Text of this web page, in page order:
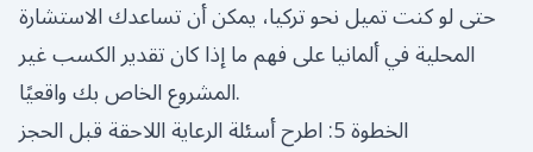
حتى لو كنت تميل نحو تركيا، يمكن أن تساعدك الاستشارة
المحلية في ألمانيا على فهم ما إذا كان تقدير الكسب غير
المشروع الخاص بك واقعيًا.
الخطوة 5: اطرح أسئلة الرعاية اللاحقة قبل الحجز